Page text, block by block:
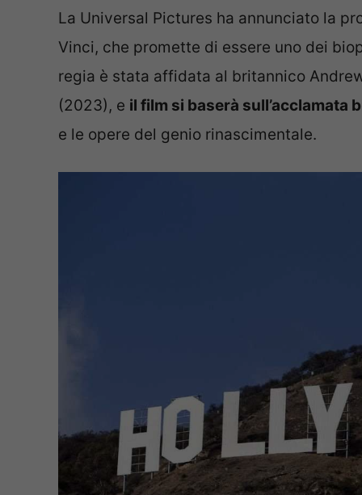
La Universal Pictures ha annunciato la
Vinci, che promette di essere uno dei
regia è stata affidata al britannico
(2023), e il film si baserà sull’acclamata
e le opere del genio rinascimentale.